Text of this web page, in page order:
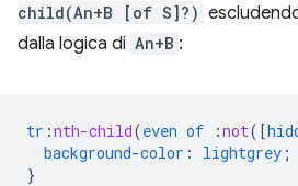
child(An+B [of S]?)
dalla logica di An+B :
tr :nth-child(even of :not([
background-color : lightgrey ;
}